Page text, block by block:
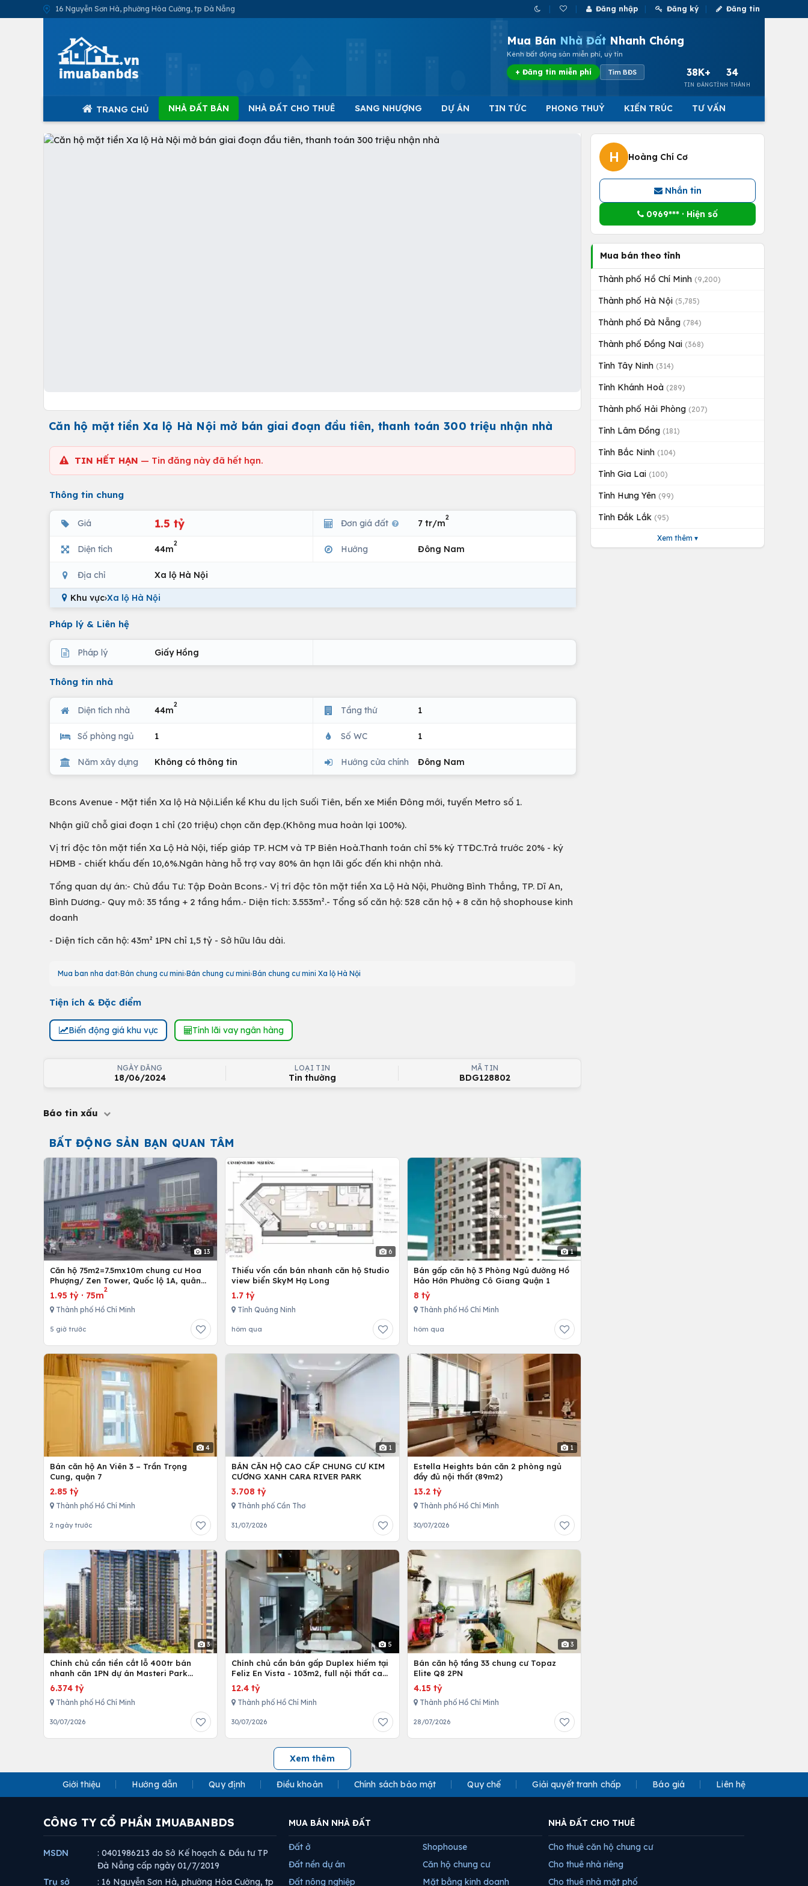
16 Nguyễn Sơn Hà, phường Hòa Cường, tp Đà Nẵng Đăng nhập Đăng ký Đăng tin
Mua Bán Nhà Đất Nhanh Chóng
Kênh bất động sản miễn phí, uy tín
+ Đăng tin miễn phí Tìm BĐS 38K+
TIN ĐĂNG
34
TỈNH THÀNH
TRANG CHỦ NHÀ ĐẤT BÁN NHÀ ĐẤT CHO THUÊ SANG NHƯỢNG DỰ ÁN TIN TỨC PHONG THUỶ KIẾN TRÚC TƯ VẤN
Căn hộ mặt tiền Xa lộ Hà Nội mở bán giai đoạn đầu tiên, thanh toán 300 triệu nhận nhà
TIN HẾT HẠN — Tin đăng này đã hết hạn.
Thông tin chung
Giá 1.5 tỷ Đơn giá đất 7 tr/m
2
Diện tích 44m
2
Hướng Đông Nam
Địa chỉ Xa lộ Hà Nội
Khu vực›Xa lộ Hà Nội
Pháp lý & Liên hệ
Pháp lý Giấy Hồng
Thông tin nhà
Diện tích nhà 44m
2
Tầng thứ 1
Số phòng ngủ 1 Số WC 1
Năm xây dựng Không có thông tin Hướng cửa chính Đông Nam
Bcons Avenue - Mặt tiền Xa lộ Hà Nội.Liền kề Khu du lịch Suối Tiên, bến xe Miền Đông mới, tuyến Metro số 1.
Nhận giữ chỗ giai đoạn 1 chỉ (20 triệu) chọn căn đẹp.(Không mua hoàn lại 100%).
Vị trí độc tôn mặt tiền Xa Lộ Hà Nội, tiếp giáp TP. HCM và TP Biên Hoà.Thanh toán chỉ 5% ký TTĐC.Trả trước 20% - ký
HĐMB - chiết khấu đến 10,6%.Ngân hàng hỗ trợ vay 80% ân hạn lãi gốc đến khi nhận nhà.
Tổng quan dự án:- Chủ đầu Tư: Tập Đoàn Bcons.- Vị trí độc tôn mặt tiền Xa Lộ Hà Nội, Phường Bình Thắng, TP. Dĩ An,
Bình Dương.- Quy mô: 35 tầng + 2 tầng hầm.- Diện tích: 3.553m².- Tổng số căn hộ: 528 căn hộ + 8 căn hộ shophouse kinh
doanh
- Diện tích căn hộ: 43m² 1PN chỉ 1,5 tỷ - Sở hữu lâu dài.
Mua ban nha dat Bán chung cư mini Bán chung cư mini Bán chung cư mini Xa lộ Hà Nội
Tiện ích & Đặc điểm
Biến động giá khu vực Tính lãi vay ngân hàng
NGÀY ĐĂNG
18/06/2024
LOẠI TIN
Tin thường
MÃ TIN
BDG128802
Báo tin xấu
BẤT ĐỘNG SẢN BẠN QUAN TÂM
13
Căn hộ 75m2=7.5mx10m chung cư Hoa
Phượng/ Zen Tower, Quốc lộ 1A, quân
12,Tp. Hồ Chí Minh, Việt Nam
1.95 tỷ · 75m
2
Thành phố Hồ Chí Minh
5 giờ trước
6
Thiếu vốn cần bán nhanh căn hộ Studio
view biển SkyM Hạ Long
1.7 tỷ
Tỉnh Quảng Ninh
hôm qua
1
Bán gấp căn hộ 3 Phòng Ngủ đường Hồ
Hảo Hớn Phường Cô Giang Quận 1
8 tỷ
Thành phố Hồ Chí Minh
hôm qua
4
Bán căn hộ An Viên 3 – Trần Trọng
Cung, quận 7
2.85 tỷ
Thành phố Hồ Chí Minh
2 ngày trước
1
BÁN CĂN HỘ CAO CẤP CHUNG CƯ KIM
CƯƠNG XANH CARA RIVER PARK
3.708 tỷ
Thành phố Cần Thơ
31/07/2026
1
Estella Heights bán căn 2 phòng ngủ
đầy đủ nội thất (89m2)
13.2 tỷ
Thành phố Hồ Chí Minh
30/07/2026
3
Chính chủ cần tiền cắt lỗ 400tr bán
nhanh căn 1PN dự án Masteri Park
Place
6.374 tỷ
Thành phố Hồ Chí Minh
30/07/2026
5
Chính chủ cần bán gấp Duplex hiếm tại
Feliz En Vista - 103m2, full nội thất cao
cấp
12.4 tỷ
Thành phố Hồ Chí Minh
30/07/2026
3
Bán căn hộ tầng 33 chung cư Topaz
Elite Q8 2PN
4.15 tỷ
Thành phố Hồ Chí Minh
28/07/2026
Xem thêm
H Hoàng Chí Cơ
Nhắn tin
0969*** · Hiện số
Mua bán theo tỉnh
Thành phố Hồ Chí Minh (9,200)
Thành phố Hà Nội (5,785)
Thành phố Đà Nẵng (784)
Thành phố Đồng Nai (368)
Tỉnh Tây Ninh (314)
Tỉnh Khánh Hoà (289)
Thành phố Hải Phòng (207)
Tỉnh Lâm Đồng (181)
Tỉnh Bắc Ninh (104)
Tỉnh Gia Lai (100)
Tỉnh Hưng Yên (99)
Tỉnh Đắk Lắk (95)
Xem thêm ▾
Giới thiệu Hướng dẫn Quy định Điều khoản Chính sách bảo mật Quy chế Giải quyết tranh chấp Báo giá Liên hệ
CÔNG TY CỔ PHẦN IMUABANBDS
MSDN
: 0401986213 do Sở Kế hoạch & Đầu tư TP
Đà Nẵng cấp ngày 01/7/2019
Trụ sở
: 16 Nguyễn Sơn Hà, phường Hòa Cường, tp
MUA BÁN NHÀ ĐẤT
Đất ở
Đất nền dự án
Đất nông nghiệp
Shophouse
Căn hộ chung cư
Mặt bằng kinh doanh
NHÀ ĐẤT CHO THUÊ
Cho thuê căn hộ chung cư
Cho thuê nhà riêng
Cho thuê nhà mặt phố